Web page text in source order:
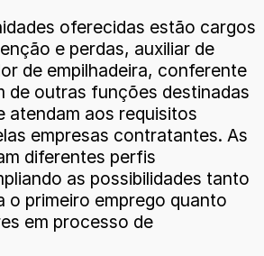
oferecidas estão cargos
e perdas, auxiliar de
de empilhadeira, conferente
de outras funções destinadas
atendam aos requisitos
empresas contratantes. As
diferentes perfis
as possibilidades tanto
o primeiro emprego quanto
em processo de